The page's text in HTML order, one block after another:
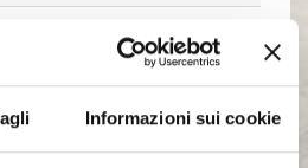
Informazioni sui cookie
esercizio